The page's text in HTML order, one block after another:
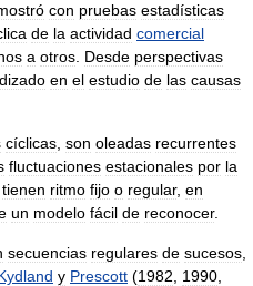
con pruebas estadísticas
de la actividad comercial
a otros Desde perspectivas
en el estudio de las causas
cíclicas son oleadas recurrentes
fluctuaciones estacionales por la
tienen ritmo fijo o regular, en
un modelo fácil de reconocer.
secuencias regulares de sucesos
y Prescott (1982 1990